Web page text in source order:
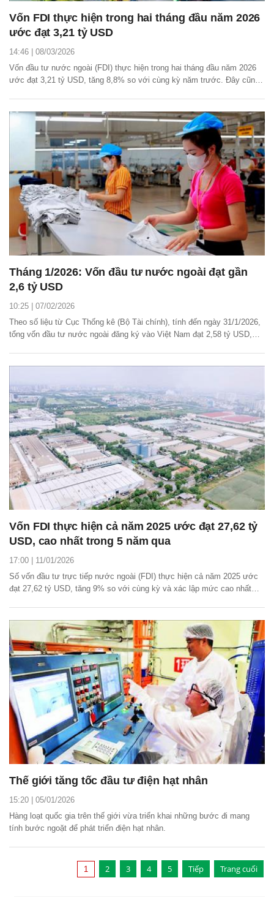
Vốn FDI thực hiện trong hai tháng đầu năm 2026
ước đạt 3,21 tỷ USD
14:46 | 08/03/2026
Vốn đầu tư nước ngoài (FDI) thực hiện trong hai tháng đầu năm 2026
ước đạt 3,21 tỷ USD, tăng 8,8% so với cùng kỳ năm trước. Đây cũng
Tháng 1/2026: Vốn đầu tư nước ngoài đạt gần
2,6 tỷ USD
10:25 | 07/02/2026
Theo số liệu từ Cục Thống kê (Bộ Tài chính), tính đến ngày 31/1/2026,
tổng vốn đầu tư nước ngoài đăng ký vào Việt Nam đạt 2,58 tỷ USD,
Vốn FDI thực hiện cả năm 2025 ước đạt 27,62 tỷ
USD, cao nhất trong 5 năm qua
17:00 | 11/01/2026
Số vốn đầu tư trực tiếp nước ngoài (FDI) thực hiện cả năm 2025 ước
đạt 27,62 tỷ USD, tăng 9% so với cùng kỳ và xác lập mức cao nhất
Thế giới tăng tốc đầu tư điện hạt nhân
15:20 | 05/01/2026
Hàng loạt quốc gia trên thế giới vừa triển khai những bước đi mang
tính bước ngoặt để phát triển điện hạt nhân.
1 2 3 4 5 Tiếp Trang cuối